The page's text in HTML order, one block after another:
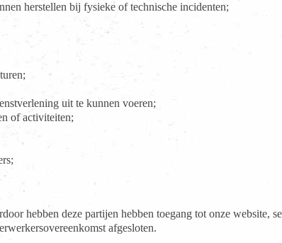
herstellen bij fysieke of technische incidenten;
uit te kunnen voeren;
of activiteiten;
hebben deze partijen hebben toegang tot onze website,
afgesloten.